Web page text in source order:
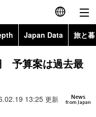
English
简体字
Japan Data 旅と
Topics
予算案は過去最
News
from Japan
13:25 更新